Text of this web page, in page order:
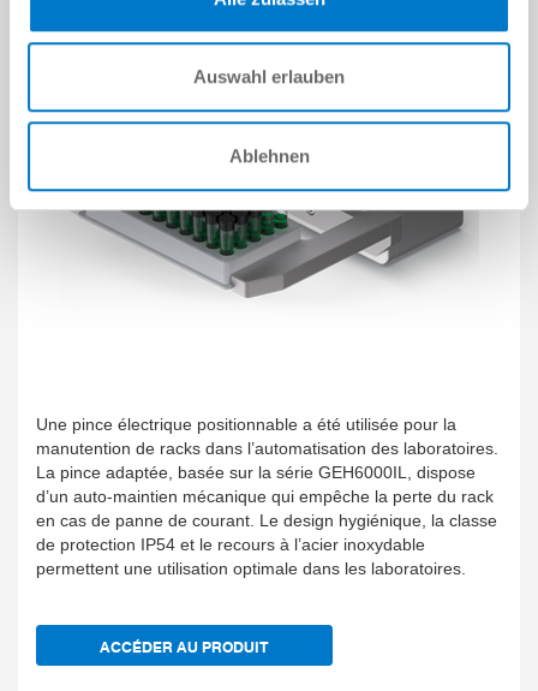
Auswahl erlauben
Ablehnen
Une pince électrique positionnable a été utilisée pour la
manutention de racks dans l’automatisation des laboratoires.
La pince adaptée, basée sur la série GEH6000IL, dispose
d’un auto-maintien mécanique qui empêche la perte du rack
en cas de panne de courant. Le design hygiénique, la classe
de protection IP54 et le recours à l’acier inoxydable
permettent une utilisation optimale dans les laboratoires.
ACCÉDER AU PRODUIT